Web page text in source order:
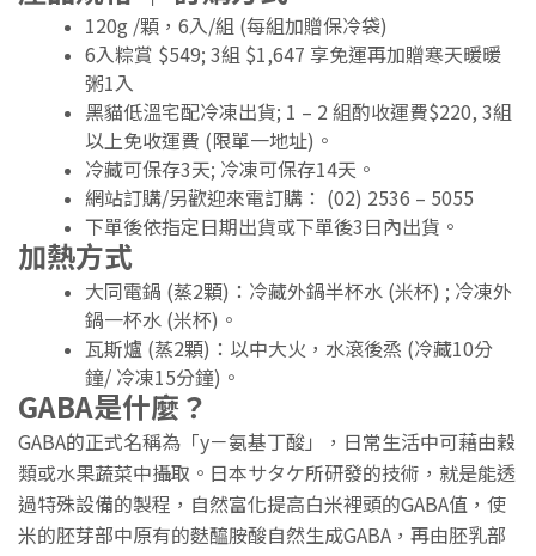
120g /顆，6入/組 (每組加贈保冷袋)
6入粽賞 $549; 3組 $1,647 享免運再加贈寒天暖暖
粥1入
黑貓低溫宅配冷凍出貨; 1 – 2 組酌收運費$220, 3組
以上免收運費 (限單一地址)。
冷藏可保存3天; 冷凍可保存14天。
網站訂購/另歡迎來電訂購： (02) 2536 – 5055
下單後依指定日期出貨或下單後3日內出貨。
加熱方式
大同電鍋 (蒸2顆)：冷藏外鍋半杯水 (米杯) ; 冷凍外
鍋一杯水 (米杯)。
瓦斯爐 (蒸2顆)：以中大火，水滾後烝 (冷藏10分
鐘/ 冷凍15分鐘)。
GABA是什麼？
GABA的正式名稱為「y－氨基丁酸」，日常生活中可藉由穀
類或水果蔬菜中攝取。日本サタケ所研發的技術，就是能透
過特殊設備的製程，自然富化提高白米裡頭的GABA值，使
米的胚芽部中原有的麩醯胺酸自然生成GABA，再由胚乳部